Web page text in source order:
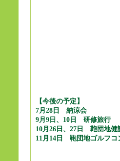
【今後の予定】
7月28日 納涼会
9月9日、10日 研修旅行
10月26日、27日 鞄団地健
11月14日 鞄団地ゴル